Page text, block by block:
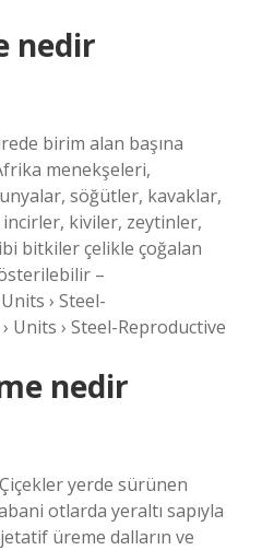
nedir
birim alan başına
menekşeleri,
söğütler, kavaklar,
kiviler, zeytinler,
bitkiler çelikle çoğalan
–
› Steel-
Units › Steel-Reproductive
nedir
yerde sürünen
otlarda yeraltı sapıyla
üreme dalların ve